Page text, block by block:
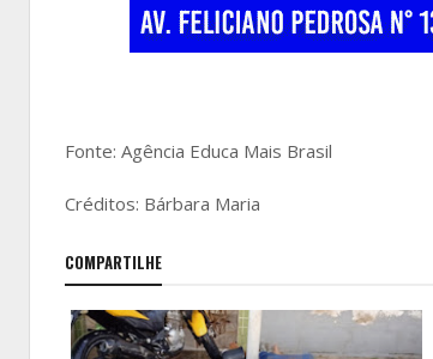
Fonte: Agência Educa Mais Brasil
Créditos: Bárbara Maria
COMPARTILHE